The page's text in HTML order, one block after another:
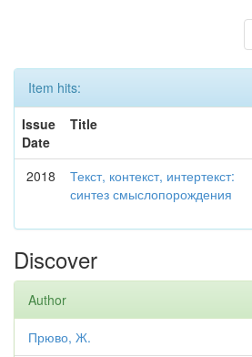
Item hits:
Issue
Date
Title
2018
Текст, контекст, интертекст:
синтез смыслопорождения
Discover
Author
Прюво, Ж.